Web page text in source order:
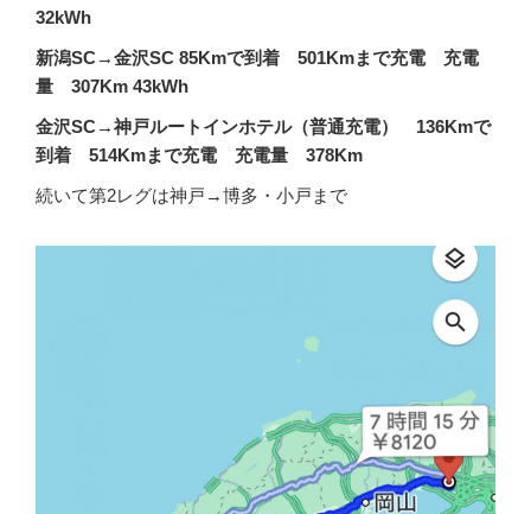
32kWh
新潟SC→金沢SC 85Kmで到着 501Kmまで充電 充電
量 307Km 43kWh
金沢SC→神戸ルートインホテル（普通充電） 136Kmで
到着 514Kmまで充電 充電量 378Km
続いて第2レグは神戸→博多・小戸まで